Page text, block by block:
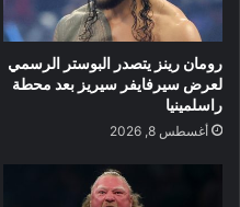
رومان رينز يتصدر البوستر الرسمي
لعرض سيرفايفر سيريز بعد محطة
راسلمينيا
أغسطس 8, 2026